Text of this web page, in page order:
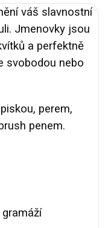
váš slavnostní
Jmenovky jsou
a perfektně
svobodou nebo
perem,
penem.